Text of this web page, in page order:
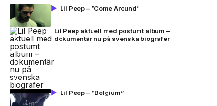
Lil Peep – ”Come Around”
Lil Peep aktuell med postumt album –
dokumentär nu på svenska biografer
Lil Peep – ”Belgium”